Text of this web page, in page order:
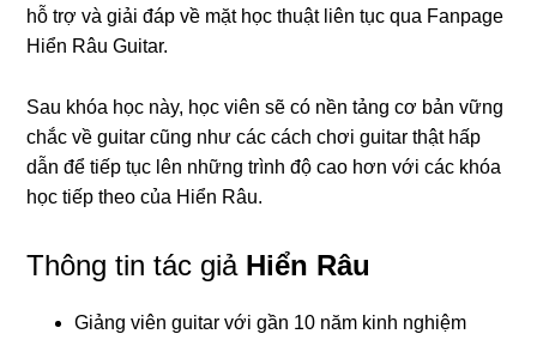
hỗ trợ và giải đáp về mặt học thuật liên tục qua Fanpage
Hiển Râu Guitar.
Sau khóa học này, học viên sẽ có nền tảng cơ bản vững
chắc về guitar cũng như các cách chơi guitar thật hấp
dẫn để tiếp tục lên những trình độ cao hơn với các khóa
học tiếp theo của Hiển Râu.
Thông tin tác giả Hiển Râu
Giảng viên guitar với gần 10 năm kinh nghiệm